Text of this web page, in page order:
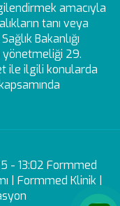
amacıyla
tanı veya
Bakanlığı
29.
ile ilgili konularda
- 13:02 Formmed
| Formmed Klinik |